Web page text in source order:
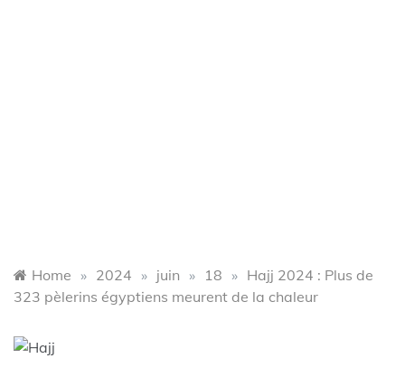
Home » 2024 » juin » 18 » Hajj 2024 : Plus de
323 pèlerins égyptiens meurent de la chaleur